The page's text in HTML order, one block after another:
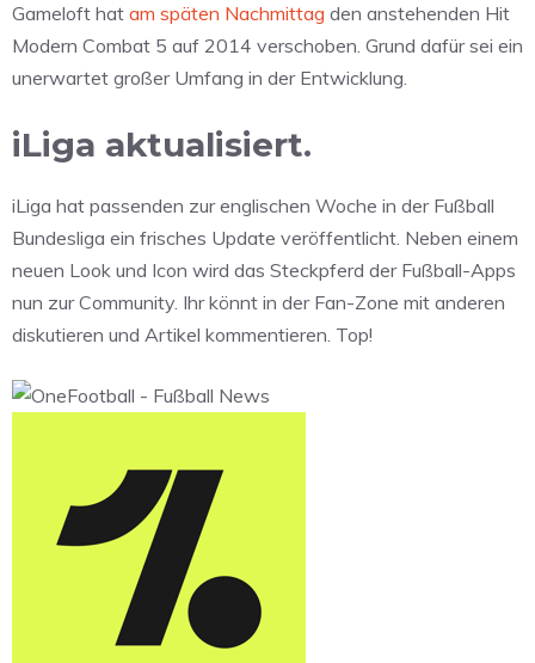
Gameloft hat am späten Nachmittag den anstehenden Hit
Modern Combat 5 auf 2014 verschoben. Grund dafür sei ein
unerwartet großer Umfang in der Entwicklung.
iLiga aktualisiert.
iLiga hat passenden zur englischen Woche in der Fußball
Bundesliga ein frisches Update veröffentlicht. Neben einem
neuen Look und Icon wird das Steckpferd der Fußball-Apps
nun zur Community. Ihr könnt in der Fan-Zone mit anderen
diskutieren und Artikel kommentieren. Top!